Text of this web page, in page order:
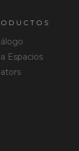
Espacios